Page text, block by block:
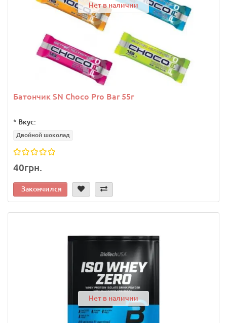
Нет в наличии
Батончик SN Choco Pro Bar 55г
* Вкус:
Двойной шоколад
40грн.
Закончился
Нет в наличии